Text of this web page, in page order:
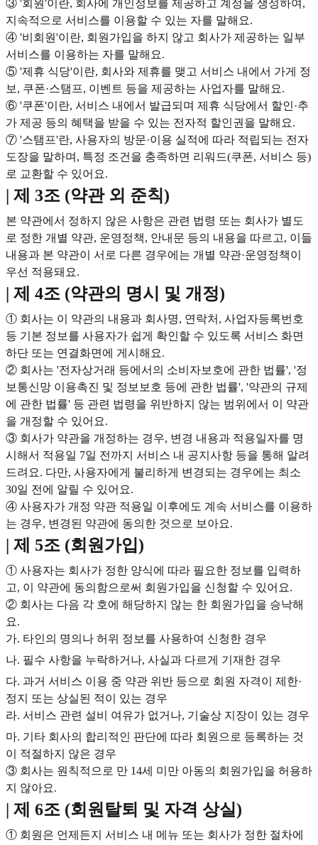
③ '회원'이란, 회사에 개인정보를 제공하고 계정을 생성하여,
지속적으로 서비스를 이용할 수 있는 자를 말해요.
④ '비회원'이란, 회원가입을 하지 않고 회사가 제공하는 일부
서비스를 이용하는 자를 말해요.
⑤ '제휴 식당'이란, 회사와 제휴를 맺고 서비스 내에서 가게 정
보, 쿠폰·스탬프, 이벤트 등을 제공하는 사업자를 말해요.
⑥ '쿠폰'이란, 서비스 내에서 발급되며 제휴 식당에서 할인·추
가 제공 등의 혜택을 받을 수 있는 전자적 할인권을 말해요.
⑦ '스탬프'란, 사용자의 방문·이용 실적에 따라 적립되는 전자
도장을 말하며, 특정 조건을 충족하면 리워드(쿠폰, 서비스 등)
로 교환할 수 있어요.
| 제 3조 (약관 외 준칙)
본 약관에서 정하지 않은 사항은 관련 법령 또는 회사가 별도
로 정한 개별 약관, 운영정책, 안내문 등의 내용을 따르고, 이들
내용과 본 약관이 서로 다른 경우에는 개별 약관·운영정책이
우선 적용돼요.
| 제 4조 (약관의 명시 및 개정)
① 회사는 이 약관의 내용과 회사명, 연락처, 사업자등록번호
등 기본 정보를 사용자가 쉽게 확인할 수 있도록 서비스 화면
하단 또는 연결화면에 게시해요.
② 회사는 '전자상거래 등에서의 소비자보호에 관한 법률', '정
보통신망 이용촉진 및 정보보호 등에 관한 법률', '약관의 규제
에 관한 법률' 등 관련 법령을 위반하지 않는 범위에서 이 약관
을 개정할 수 있어요.
③ 회사가 약관을 개정하는 경우, 변경 내용과 적용일자를 명
시해서 적용일 7일 전까지 서비스 내 공지사항 등을 통해 알려
드려요. 다만, 사용자에게 불리하게 변경되는 경우에는 최소
30일 전에 알릴 수 있어요.
④ 사용자가 개정 약관 적용일 이후에도 계속 서비스를 이용하
는 경우, 변경된 약관에 동의한 것으로 보아요.
| 제 5조 (회원가입)
① 사용자는 회사가 정한 양식에 따라 필요한 정보를 입력하
고, 이 약관에 동의함으로써 회원가입을 신청할 수 있어요.
② 회사는 다음 각 호에 해당하지 않는 한 회원가입을 승낙해
요.
가. 타인의 명의나 허위 정보를 사용하여 신청한 경우
나. 필수 사항을 누락하거나, 사실과 다르게 기재한 경우
다. 과거 서비스 이용 중 약관 위반 등으로 회원 자격이 제한·
정지 또는 상실된 적이 있는 경우
라. 서비스 관련 설비 여유가 없거나, 기술상 지장이 있는 경우
마. 기타 회사의 합리적인 판단에 따라 회원으로 등록하는 것
이 적절하지 않은 경우
③ 회사는 원칙적으로 만 14세 미만 아동의 회원가입을 허용하
지 않아요.
| 제 6조 (회원탈퇴 및 자격 상실)
① 회원은 언제든지 서비스 내 메뉴 또는 회사가 정한 절차에